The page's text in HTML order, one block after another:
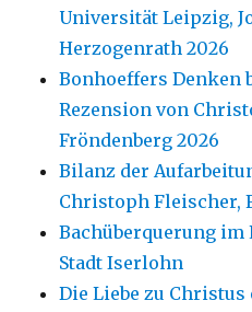
Universität Leipzig,
Herzogenrath 2026
Bonhoeffers Denken
Rezension von
Fröndenberg 2026
Bilanz der
Christoph Fleischer,
Bachüberquerung im
Stadt Iserlohn
Die Liebe zu